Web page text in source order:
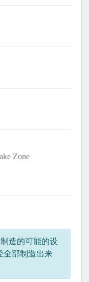
Zone
造的可能的设
全部制造出来